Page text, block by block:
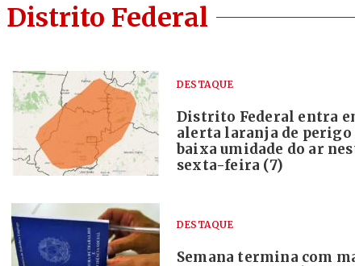
Distrito Federal
DESTAQUE
Distrito Federal entra
alerta laranja de perigo
baixa umidade do ar
sexta-feira (7)
DESTAQUE
Semana termina com